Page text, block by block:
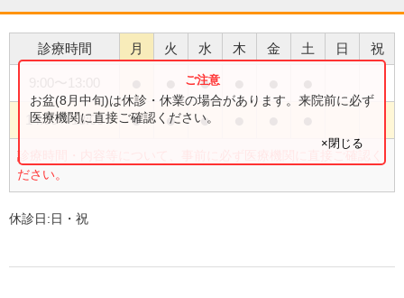
診療時間 月 火 水 木 金 土 日 祝
●
14:00〜18:00 ● ● ●
診療時間・内容等について、事前に必ず医療機関に直接ご確認く
ださい。
お盆(8月中旬)は休診・休業の場合があります。来院前に必ず
医療機関に直接ご確認ください。
×閉じる
休診日:日・祝